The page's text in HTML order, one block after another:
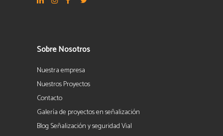
Sobre Nosotros
Nuestra empresa
Nuestros Proyectos
Contacto
Galería de proyectos en señalización
Blog Señalización y seguridad Vial